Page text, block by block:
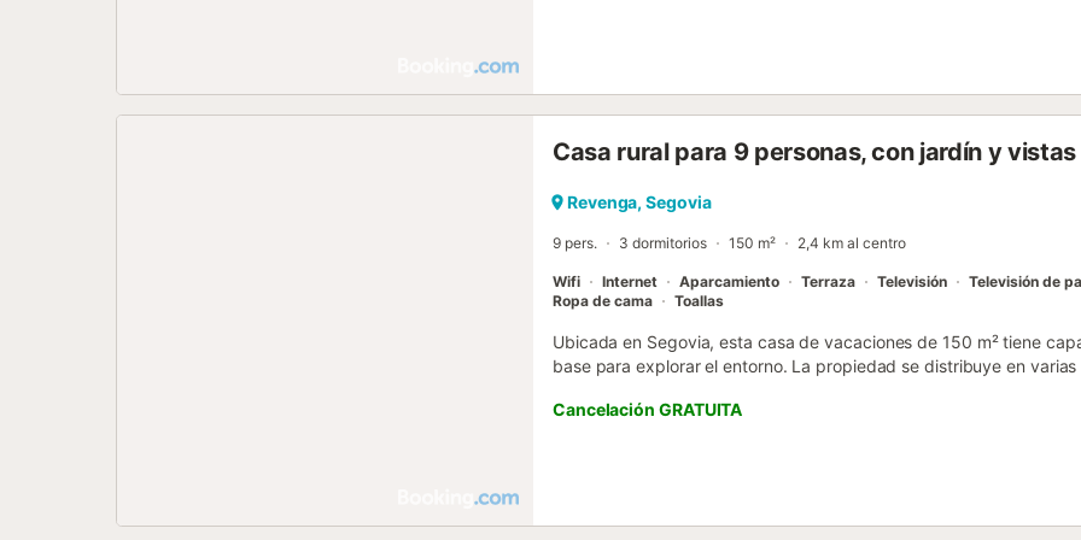
Casa rural para 9 personas, con jardín y vistas
Revenga, Segovia
9 pers. 3 dormitorios 150 m² 2,4 km al centro
Wifi Internet Aparcamiento Terraza Televisión Televisión de
Ropa de cama
Toallas
Ubicada en Segovia, esta casa de vacaciones de 150 m² tiene
base para explorar el entorno. La propiedad se distribuye en
2 baños. El interior dispone de un salón con chimenea, una zona
y una cocina equipada con horno, fogones, microondas,
comodidades prácticas como WiFi, calefacción y lavadora para
entrada privada y suelos de baldosa. En el exterior, encontrará un
zona de barbacoa para comer al aire libre. La propiedad ofrece
Cancelación GRATUITA